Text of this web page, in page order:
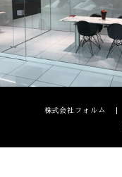
株式会社フォルム